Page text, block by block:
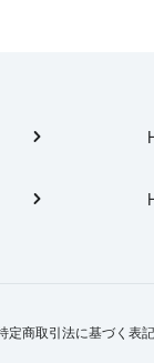
定商取引法に基づく表記